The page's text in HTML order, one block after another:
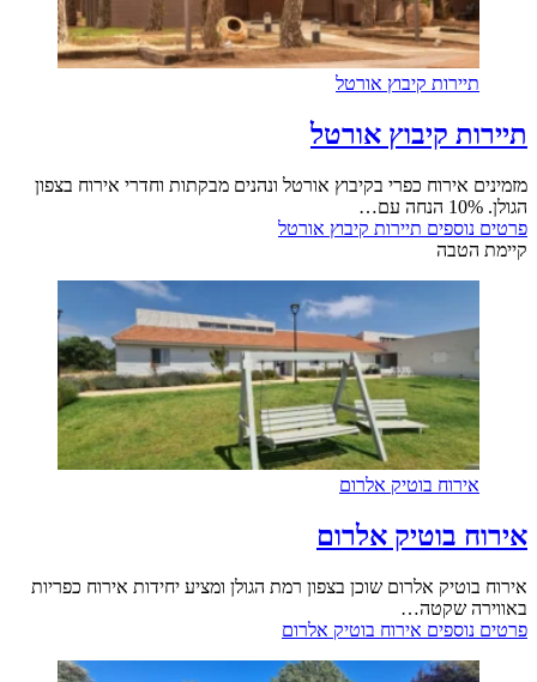
תיירות קיבוץ אורטל
תיירות קיבוץ אורטל
מזמינים אירוח כפרי בקיבוץ אורטל ונהנים מבקתות וחדרי אירוח בצפון
הגולן. 10% הנחה עם…
פרטים נוספים תיירות קיבוץ אורטל
קיימת הטבה
אירוח בוטיק אלרום
אירוח בוטיק אלרום
אירוח בוטיק אלרום שוכן בצפון רמת הגולן ומציע יחידות אירוח כפריות
באווירה שקטה…
פרטים נוספים אירוח בוטיק אלרום